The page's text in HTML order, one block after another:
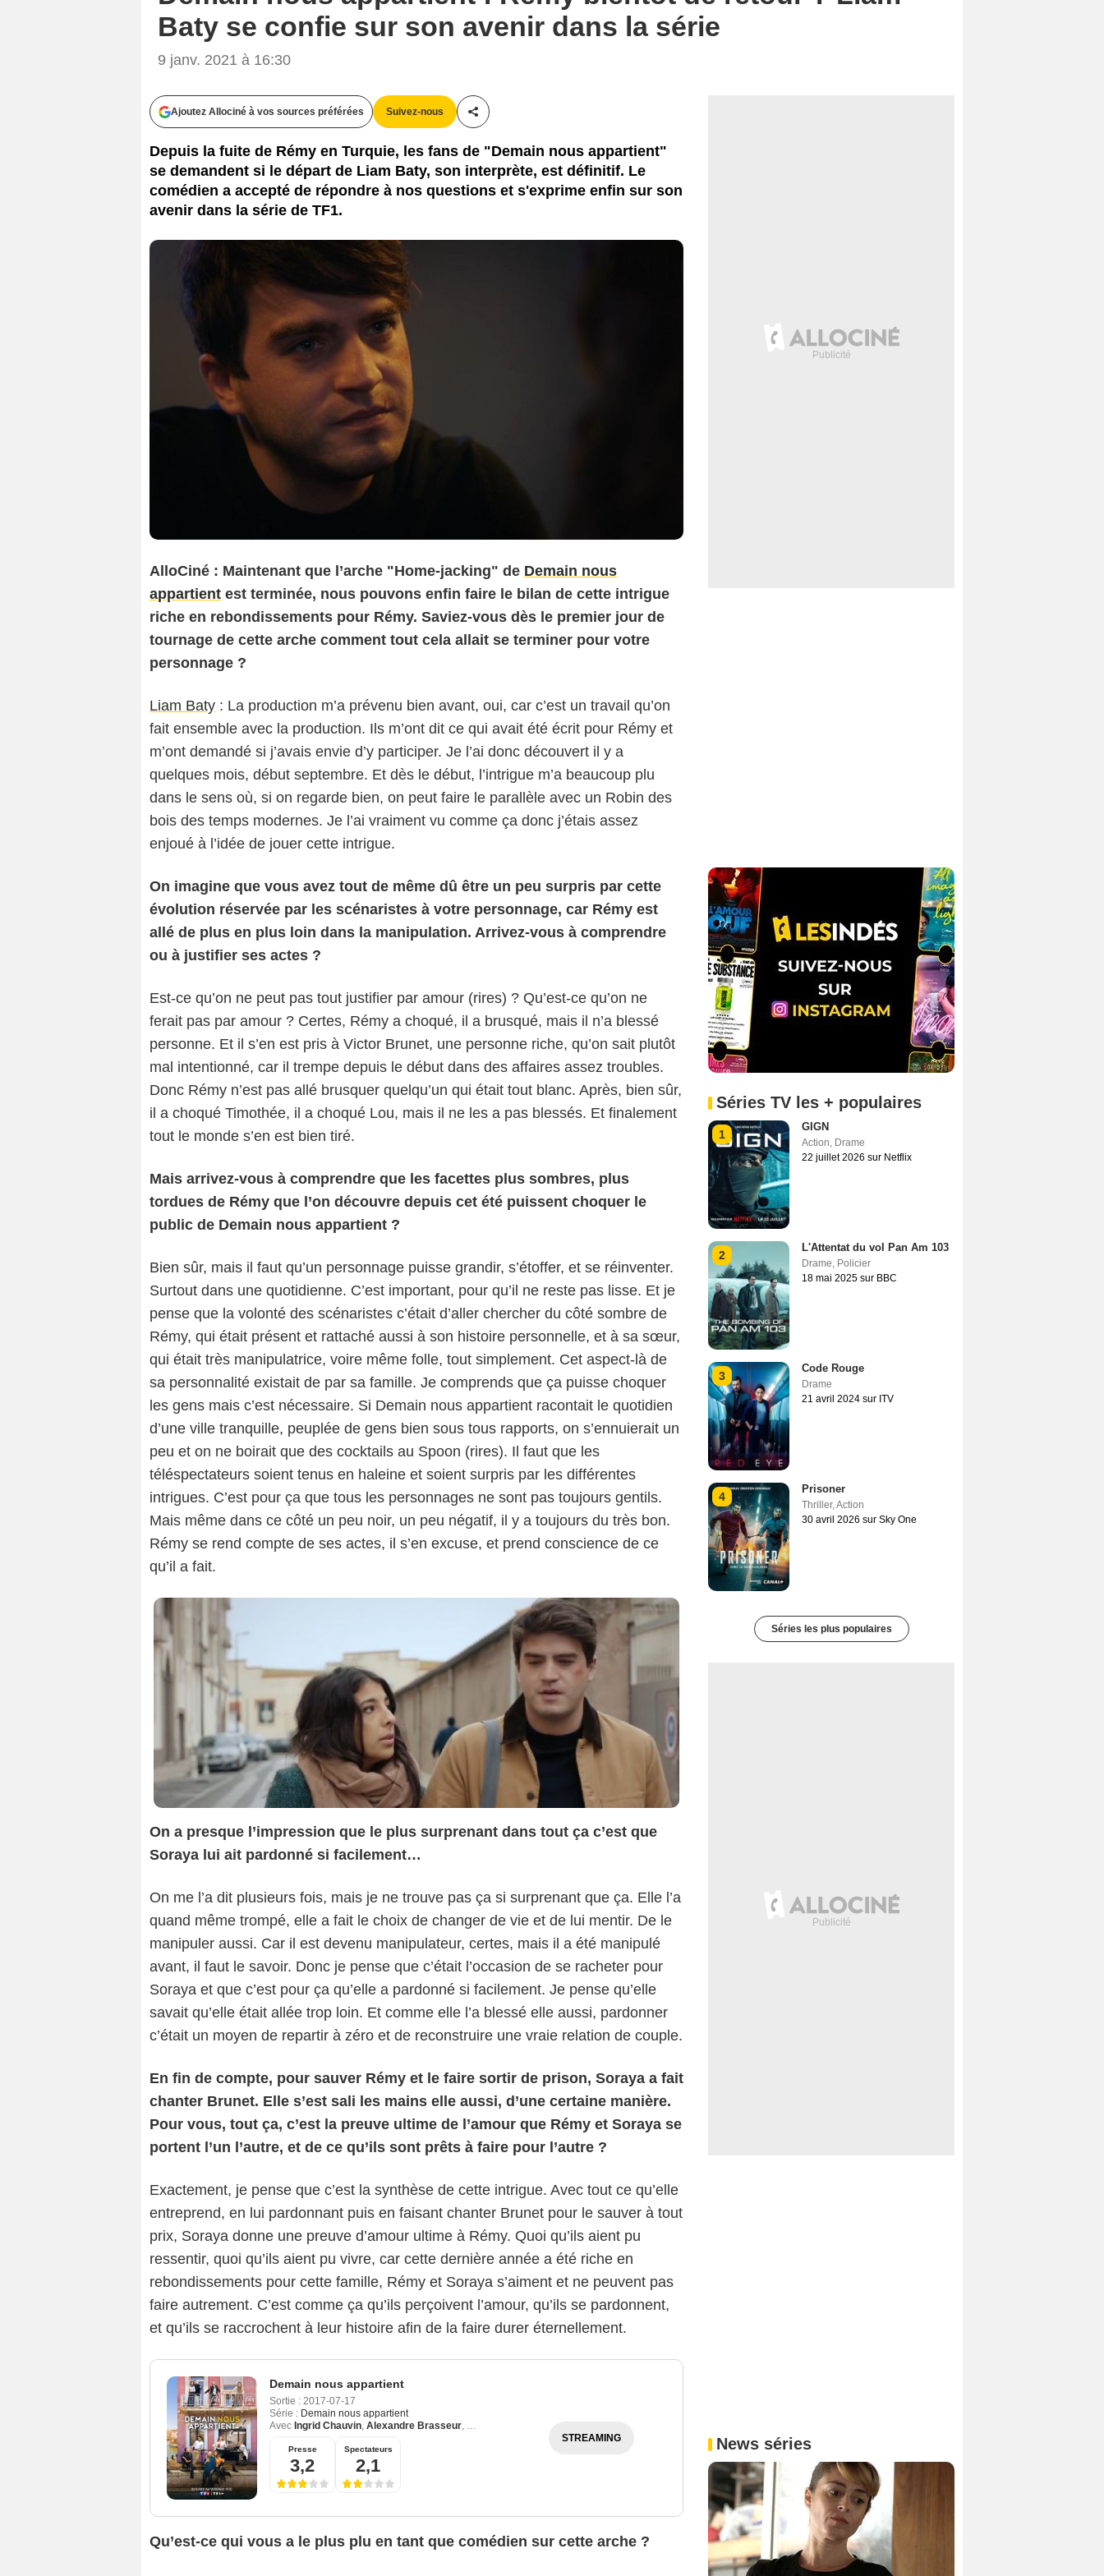
Baty se confie sur son avenir dans la série
9 janv. 2021 à 16:30
Ajoutez Allociné à vos sources préférées Suivez-nous
Partager cet article
Depuis la fuite de Rémy en Turquie, les fans de "Demain nous appartient"
se demandent si le départ de Liam Baty, son interprète, est définitif. Le
comédien a accepté de répondre à nos questions et s'exprime enfin sur son
avenir dans la série de TF1.
AlloCiné : Maintenant que l’arche "Home-jacking" de Demain nous
appartient est terminée, nous pouvons enfin faire le bilan de cette intrigue
riche en rebondissements pour Rémy. Saviez-vous dès le premier jour de
tournage de cette arche comment tout cela allait se terminer pour votre
personnage ?
Liam Baty : La production m’a prévenu bien avant, oui, car c’est un travail qu’on
fait ensemble avec la production. Ils m’ont dit ce qui avait été écrit pour Rémy et
m’ont demandé si j’avais envie d’y participer. Je l’ai donc découvert il y a
quelques mois, début septembre. Et dès le début, l’intrigue m’a beaucoup plu
dans le sens où, si on regarde bien, on peut faire le parallèle avec un Robin des
bois des temps modernes. Je l’ai vraiment vu comme ça donc j’étais assez
enjoué à l’idée de jouer cette intrigue.
On imagine que vous avez tout de même dû être un peu surpris par cette
évolution réservée par les scénaristes à votre personnage, car Rémy est
allé de plus en plus loin dans la manipulation. Arrivez-vous à comprendre
ou à justifier ses actes ?
Est-ce qu’on ne peut pas tout justifier par amour (rires) ? Qu’est-ce qu’on ne
ferait pas par amour ? Certes, Rémy a choqué, il a brusqué, mais il n’a blessé
personne. Et il s’en est pris à Victor Brunet, une personne riche, qu’on sait plutôt
mal intentionné, car il trempe depuis le début dans des affaires assez troubles.
Donc Rémy n’est pas allé brusquer quelqu’un qui était tout blanc. Après, bien sûr,
il a choqué Timothée, il a choqué Lou, mais il ne les a pas blessés. Et finalement
tout le monde s’en est bien tiré.
Mais arrivez-vous à comprendre que les facettes plus sombres, plus
tordues de Rémy que l’on découvre depuis cet été puissent choquer le
public de Demain nous appartient ?
Bien sûr, mais il faut qu’un personnage puisse grandir, s’étoffer, et se réinventer.
Surtout dans une quotidienne. C’est important, pour qu’il ne reste pas lisse. Et je
pense que la volonté des scénaristes c’était d’aller chercher du côté sombre de
Rémy, qui était présent et rattaché aussi à son histoire personnelle, et à sa sœur,
qui était très manipulatrice, voire même folle, tout simplement. Cet aspect-là de
sa personnalité existait de par sa famille. Je comprends que ça puisse choquer
les gens mais c’est nécessaire. Si Demain nous appartient racontait le quotidien
d’une ville tranquille, peuplée de gens bien sous tous rapports, on s’ennuierait un
peu et on ne boirait que des cocktails au Spoon (rires). Il faut que les
téléspectateurs soient tenus en haleine et soient surpris par les différentes
intrigues. C’est pour ça que tous les personnages ne sont pas toujours gentils.
Mais même dans ce côté un peu noir, un peu négatif, il y a toujours du très bon.
Rémy se rend compte de ses actes, il s’en excuse, et prend conscience de ce
qu’il a fait.
On a presque l’impression que le plus surprenant dans tout ça c’est que
Soraya lui ait pardonné si facilement…
On me l’a dit plusieurs fois, mais je ne trouve pas ça si surprenant que ça. Elle l’a
quand même trompé, elle a fait le choix de changer de vie et de lui mentir. De le
manipuler aussi. Car il est devenu manipulateur, certes, mais il a été manipulé
avant, il faut le savoir. Donc je pense que c’était l’occasion de se racheter pour
Soraya et que c’est pour ça qu’elle a pardonné si facilement. Je pense qu’elle
savait qu’elle était allée trop loin. Et comme elle l’a blessé elle aussi, pardonner
c’était un moyen de repartir à zéro et de reconstruire une vraie relation de couple.
En fin de compte, pour sauver Rémy et le faire sortir de prison, Soraya a fait
chanter Brunet. Elle s’est sali les mains elle aussi, d’une certaine manière.
Pour vous, tout ça, c’est la preuve ultime de l’amour que Rémy et Soraya se
portent l’un l’autre, et de ce qu’ils sont prêts à faire pour l’autre ?
Exactement, je pense que c’est la synthèse de cette intrigue. Avec tout ce qu’elle
entreprend, en lui pardonnant puis en faisant chanter Brunet pour le sauver à tout
prix, Soraya donne une preuve d’amour ultime à Rémy. Quoi qu’ils aient pu
ressentir, quoi qu’ils aient pu vivre, car cette dernière année a été riche en
rebondissements pour cette famille, Rémy et Soraya s’aiment et ne peuvent pas
faire autrement. C’est comme ça qu’ils perçoivent l’amour, qu’ils se pardonnent,
et qu’ils se raccrochent à leur histoire afin de la faire durer éternellement.
Demain nous appartient
Sortie : 2017-07-17
Série : Demain nous appartient
Avec Ingrid Chauvin, Alexandre Brasseur, Julie Debazac
Presse
3,2
Spectateurs
2,1
STREAMING
Qu’est-ce qui vous a le plus plu en tant que comédien sur cette arche ?
Séries TV les + populaires
1
GIGN
Action Drame
22 juillet 2026 sur Netflix
2
L'Attentat du vol Pan Am 103
Drame Policier
18 mai 2025 sur BBC
3
Code Rouge
Drame
21 avril 2024 sur ITV
4
Prisoner
Thriller, Action
30 avril 2026 sur Sky One
Séries les plus populaires
News séries